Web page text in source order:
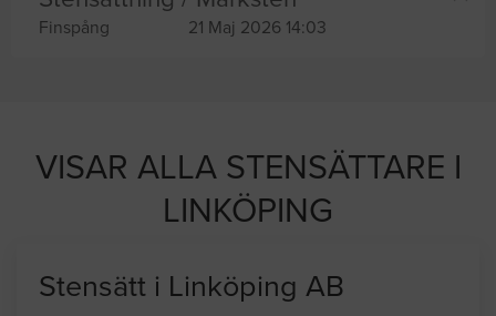
Finspång 21 Maj 2026 14:03
VISAR ALLA STENSÄTTARE I
LINKÖPING
Stensätt i Linköping AB